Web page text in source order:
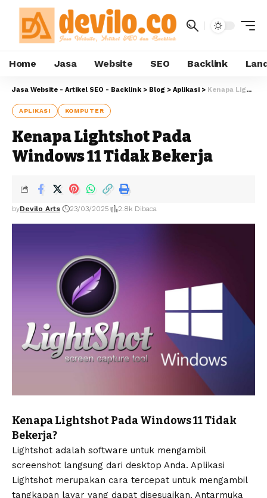
Home Jasa Website SEO Backlink
Jasa Website - Artikel SEO - Backlink > Blog > Aplikasi > Kenapa Lightshot Pada Windows 11 Tidak Bekerja
APLIKASI KOMPUTER
Kenapa Lightshot Pada
Windows 11 Tidak Bekerja
byDevilo Arts 23/03/2025 2.8k Dibaca
Kenapa Lightshot Pada Windows 11 Tidak
Bekerja?
Lightshot adalah software untuk mengambil
screenshot langsung dari desktop Anda. Aplikasi
Lightshot merupakan cara tercepat untuk mengambil
tangkapan layar yang dapat disesuaikan. Antarmuka